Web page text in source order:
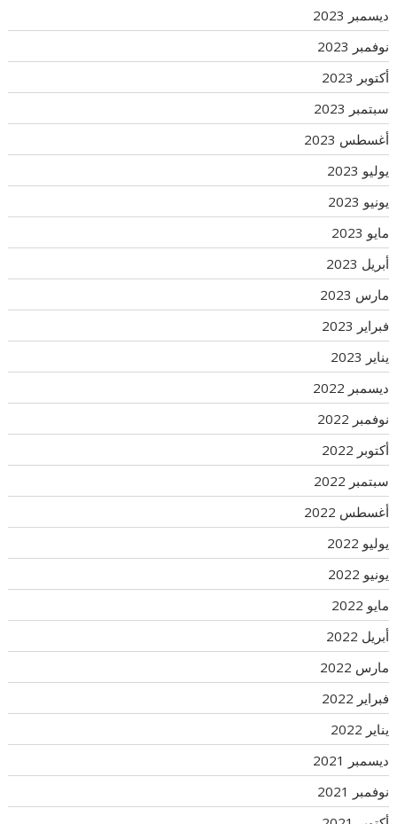
ديسمبر 2023
نوفمبر 2023
أكتوبر 2023
سبتمبر 2023
أغسطس 2023
يوليو 2023
يونيو 2023
مايو 2023
أبريل 2023
مارس 2023
فبراير 2023
يناير 2023
ديسمبر 2022
نوفمبر 2022
أكتوبر 2022
سبتمبر 2022
أغسطس 2022
يوليو 2022
يونيو 2022
مايو 2022
أبريل 2022
مارس 2022
فبراير 2022
يناير 2022
ديسمبر 2021
نوفمبر 2021